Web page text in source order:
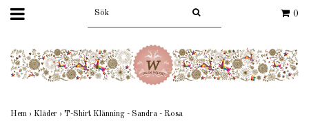
0
Hem › Kläder › T-Shirt Klänning - Sandra - Rosa